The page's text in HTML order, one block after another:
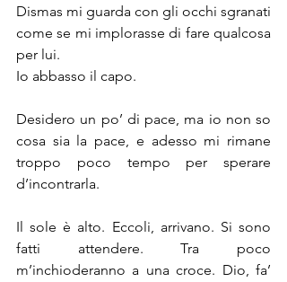
Dismas mi guarda con gli occhi sgranati
come se mi implorasse di fare qualcosa
per lui.
Io abbasso il capo.
Desidero un po’ di pace, ma io non so
cosa sia la pace, e adesso mi rimane
troppo poco tempo per sperare
d’incontrarla.
Il sole è alto. Eccoli, arrivano. Si sono
fatti attendere. Tra poco
m’inchioderanno a una croce. Dio, fa’